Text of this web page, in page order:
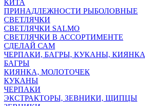
КИТА
ПРИНАДЛЕЖНОСТИ РЫБОЛОВНЫЕ
СВЕТЛЯЧКИ
СВЕТЛЯЧКИ SALMO
СВЕТЛЯЧКИ В АССОРТИМЕНТЕ
СДЕЛАЙ САМ
ЧЕРПАКИ, БАГРЫ, КУКАНЫ, КИЯНКА
БАГРЫ
КИЯНКА, МОЛОТОЧЕК
КУКАНЫ
ЧЕРПАКИ
ЭКСТРАКТОРЫ, ЗЕВНИКИ, ЩИПЦЫ